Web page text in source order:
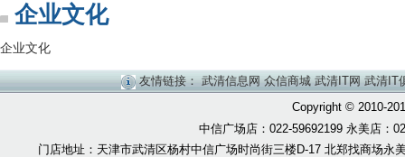
企业文化
企业文化
友情链接：武清信息网 众信商城 武清IT网 武清IT
Copyright © 2010-
中信广场店：022-59692199 永美店：
门店地址：天津市武清区杨村中信广场时尚街三楼D-17 北郑找商场永